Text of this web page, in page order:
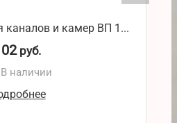
каналов и камер ВП 1...
руб.
В наличии